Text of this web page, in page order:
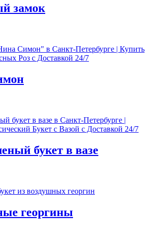
замок
букет в вазе
георгины